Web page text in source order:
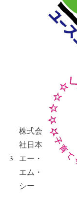
3
株式会
社日本
エー・
エム・
シー